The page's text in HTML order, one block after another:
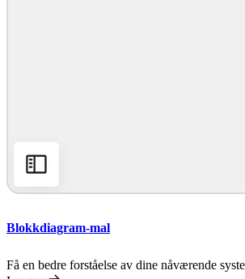
Blokkdiagram-mal
Få en bedre forståelse av dine nåværende